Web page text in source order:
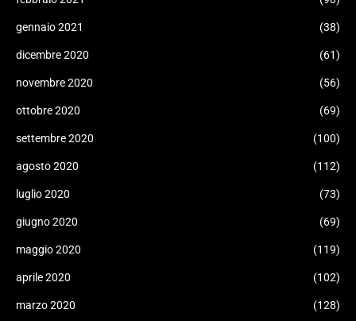
gennaio 2021 (38)
dicembre 2020 (61)
novembre 2020 (56)
ottobre 2020 (69)
settembre 2020 (100)
agosto 2020 (112)
luglio 2020 (73)
giugno 2020 (69)
maggio 2020 (119)
aprile 2020 (102)
marzo 2020 (128)